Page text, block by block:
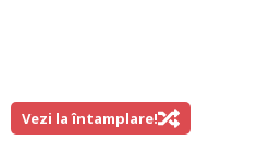
Vezi la întamplare!